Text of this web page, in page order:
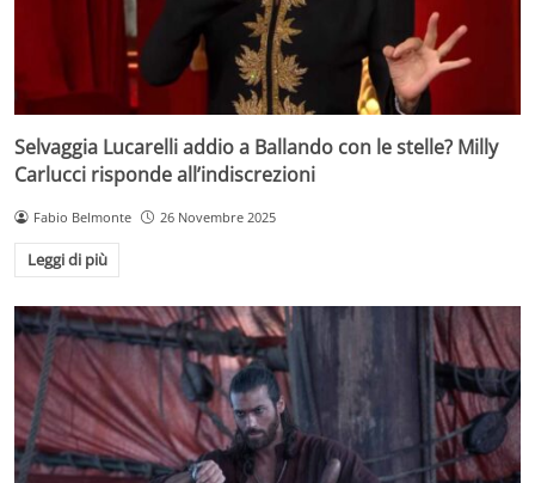
Selvaggia Lucarelli addio a Ballando con le stelle? Milly
Carlucci risponde all’indiscrezioni
Fabio Belmonte 26 Novembre 2025
Leggi di più